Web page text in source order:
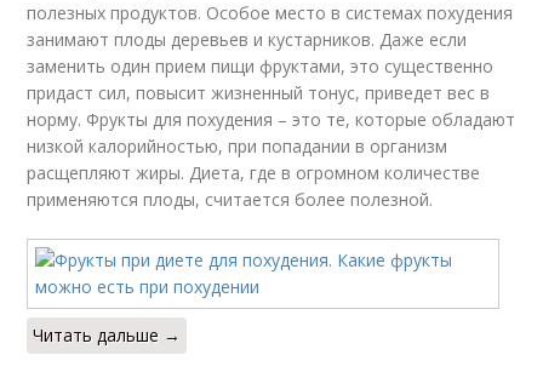
полезных продуктов. Особое место в системах похудения
занимают плоды деревьев и кустарников. Даже если
заменить один прием пищи фруктами, это существенно
придаст сил, повысит жизненный тонус, приведет вес в
норму. Фрукты для похудения – это те, которые обладают
низкой калорийностью, при попадании в организм
расщепляют жиры. Диета, где в огромном количестве
применяются плоды, считается более полезной.
Читать дальше →